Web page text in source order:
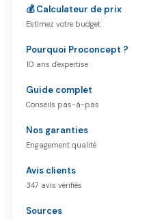
💰 Calculateur de prix
Estimez votre budget
Pourquoi Proconcept ?
10 ans d'expertise
Guide complet
Conseils pas-à-pas
Nos garanties
Engagement qualité
Avis clients
347 avis vérifiés
Sources